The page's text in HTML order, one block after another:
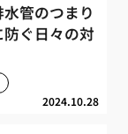
水管のつまり
ぐ日々の対
2024.10.28